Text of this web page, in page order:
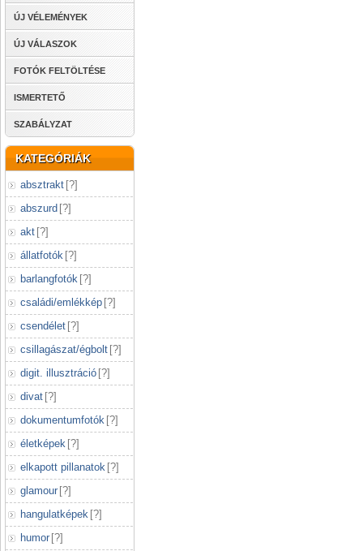
ÚJ VÉLEMÉNYEK
ÚJ VÁLASZOK
FOTÓK FELTÖLTÉSE
ISMERTETŐ
SZABÁLYZAT
KATEGÓRIÁK
absztrakt [?]
abszurd [?]
akt [?]
állatfotók [?]
barlangfotók [?]
családi/emlékkép [?]
csendélet [?]
csillagászat/égbolt [?]
digit. illusztráció [?]
divat [?]
dokumentumfotók [?]
életképek [?]
elkapott pillanatok [?]
glamour [?]
hangulatképek [?]
humor [?]